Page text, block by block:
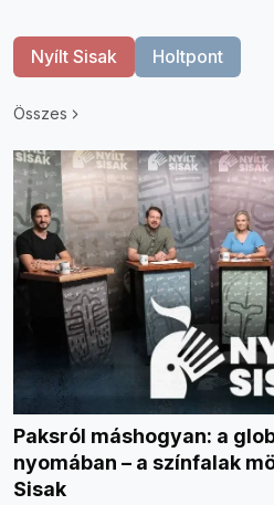
Nyílt Sisak Holtpont
Összes
Paksról máshogyan: a
nyomában – a színfalak
Sisak